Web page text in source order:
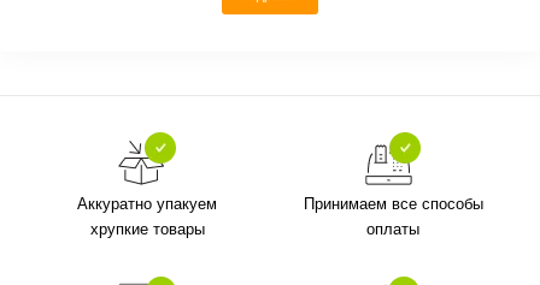
Аккуратно упакуем
хрупкие товары
Принимаем все способы
оплаты